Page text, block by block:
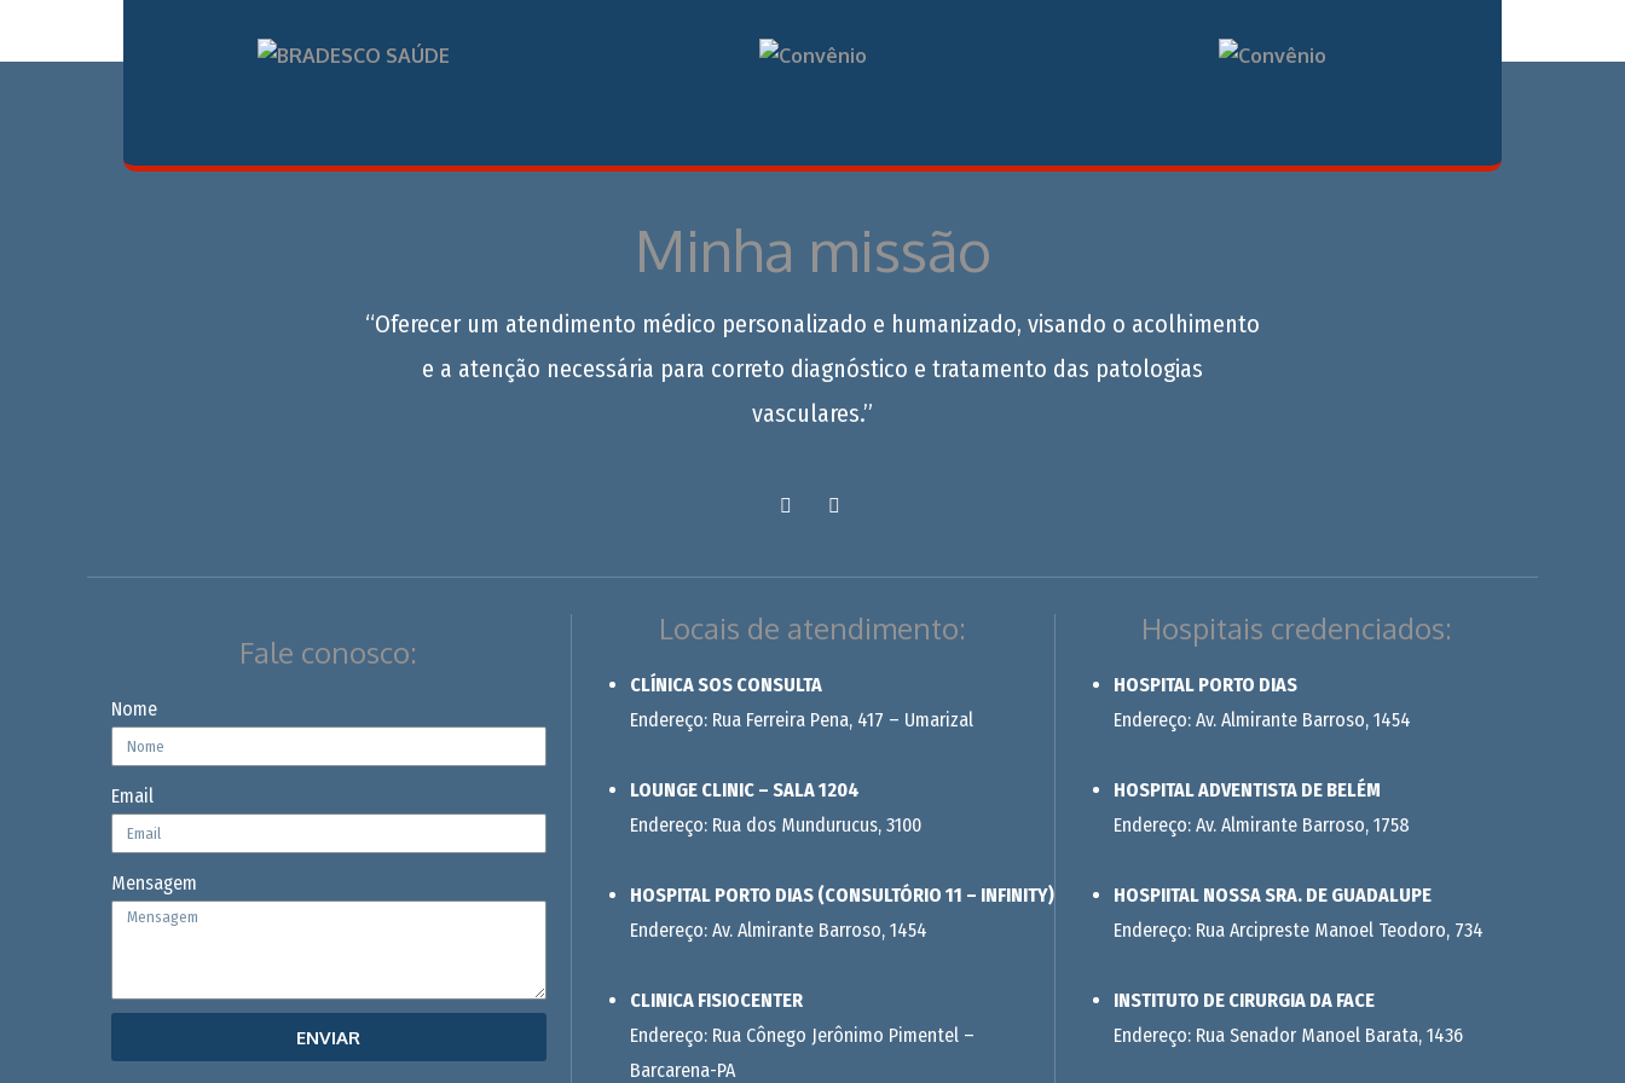
Minha missão
“Oferecer um atendimento médico personalizado e humanizado, visando o acolhimento
e a atenção necessária para correto diagnóstico e tratamento das patologias
vasculares.”
Fale conosco:
Nome
Email
Mensagem
ENVIAR
Locais de atendimento:
CLÍNICA SOS CONSULTA
Endereço: Rua Ferreira Pena, 417 – Umarizal
LOUNGE CLINIC – SALA 1204
Endereço: Rua dos Mundurucus, 3100
HOSPITAL PORTO DIAS (CONSULTÓRIO 11 – INFINITY)
Endereço: Av. Almirante Barroso, 1454
CLINICA FISIOCENTER
Endereço: Rua Cônego Jerônimo Pimentel –
Barcarena-PA
Hospitais credenciados:
HOSPITAL PORTO DIAS
Endereço: Av. Almirante Barroso, 1454
HOSPITAL ADVENTISTA DE BELÉM
Endereço: Av. Almirante Barroso, 1758
HOSPIITAL NOSSA SRA. DE GUADALUPE
Endereço: Rua Arcipreste Manoel Teodoro, 734
INSTITUTO DE CIRURGIA DA FACE
Endereço: Rua Senador Manoel Barata, 1436